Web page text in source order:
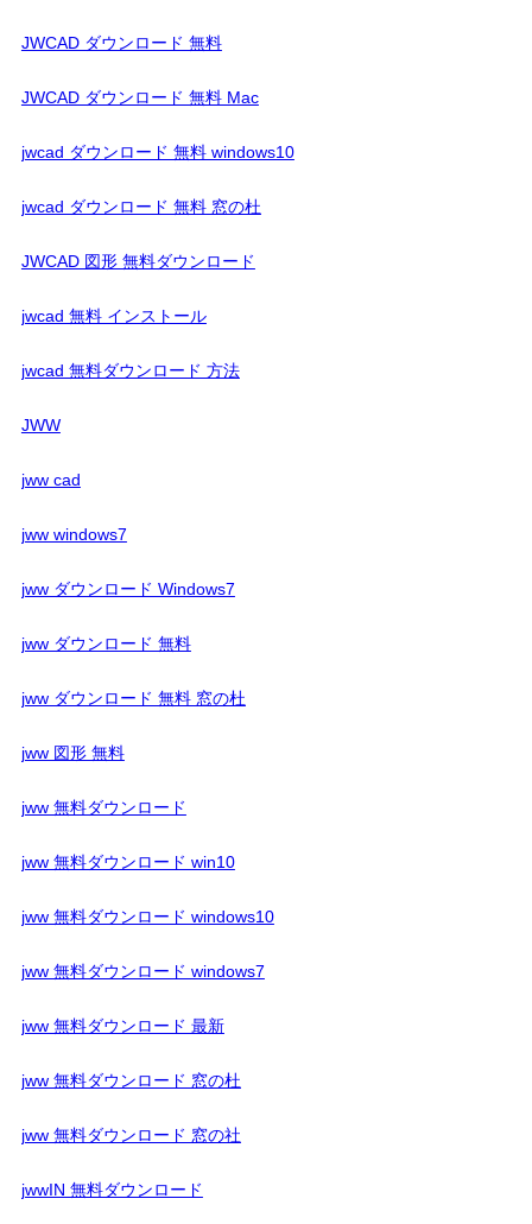
JWCAD ダウンロード 無料
JWCAD ダウンロード 無料 Mac
jwcad ダウンロード 無料 windows10
jwcad ダウンロード 無料 窓の杜
JWCAD 図形 無料ダウンロード
jwcad 無料 インストール
jwcad 無料ダウンロード 方法
JWW
jww cad
jww windows7
jww ダウンロード Windows7
jww ダウンロード 無料
jww ダウンロード 無料 窓の杜
jww 図形 無料
jww 無料ダウンロード
jww 無料ダウンロード win10
jww 無料ダウンロード windows10
jww 無料ダウンロード windows7
jww 無料ダウンロード 最新
jww 無料ダウンロード 窓の杜
jww 無料ダウンロード 窓の社
jwwIN 無料ダウンロード